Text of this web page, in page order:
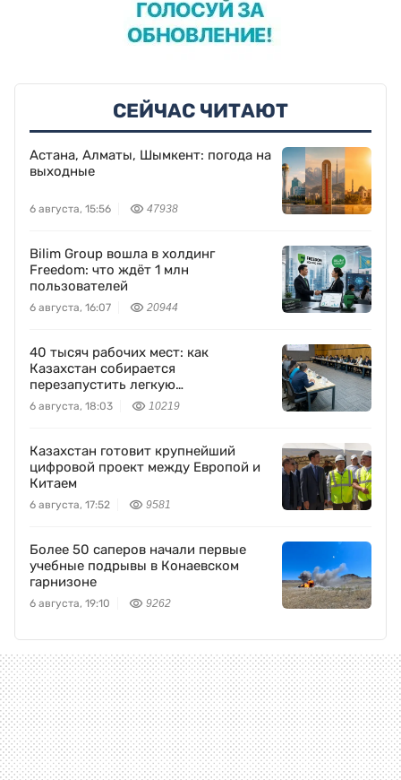
СЕЙЧАС ЧИТАЮТ
Астана, Алматы, Шымкент: погода на
выходные
6 августа, 15:56 47938
Bilim Group вошла в холдинг
Freedom: что ждёт 1 млн
пользователей
6 августа, 16:07 20944
40 тысяч рабочих мест: как
Казахстан собирается
перезапустить легкую
промышленность
6 августа, 18:03 10219
Казахстан готовит крупнейший
цифровой проект между Европой и
Китаем
6 августа, 17:52 9581
Более 50 саперов начали первые
учебные подрывы в Конаевском
гарнизоне
6 августа, 19:10 9262